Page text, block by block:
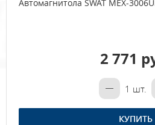
Автомагнитола SWAT MEX-
2 771
1 шт.
КУПИТЬ